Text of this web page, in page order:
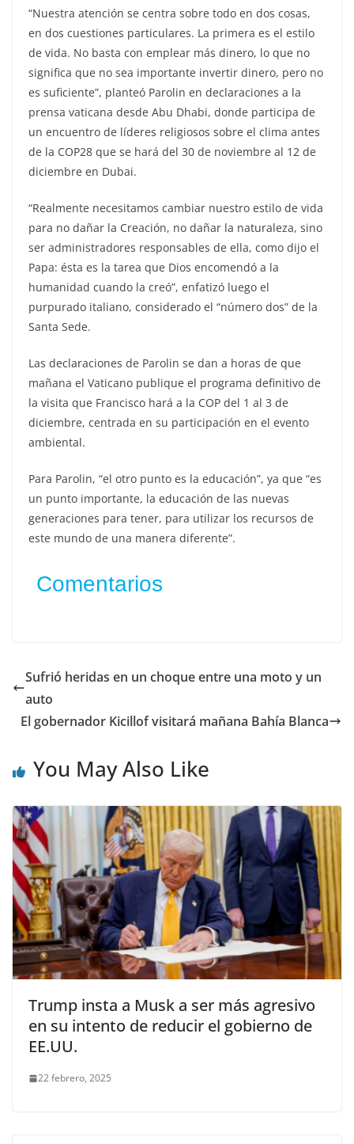
“Nuestra atención se centra sobre todo en dos cosas,
en dos cuestiones particulares. La primera es el estilo
de vida. No basta con emplear más dinero, lo que no
significa que no sea importante invertir dinero, pero no
es suficiente”, planteó Parolin en declaraciones a la
prensa vaticana desde Abu Dhabi, donde participa de
un encuentro de líderes religiosos sobre el clima antes
de la COP28 que se hará del 30 de noviembre al 12 de
diciembre en Dubai.
“Realmente necesitamos cambiar nuestro estilo de vida
para no dañar la Creación, no dañar la naturaleza, sino
ser administradores responsables de ella, como dijo el
Papa: ésta es la tarea que Dios encomendó a la
humanidad cuando la creó”, enfatizó luego el
purpurado italiano, considerado el “número dos” de la
Santa Sede.
Las declaraciones de Parolin se dan a horas de que
mañana el Vaticano publique el programa definitivo de
la visita que Francisco hará a la COP del 1 al 3 de
diciembre, centrada en su participación en el evento
ambiental.
Para Parolin, “el otro punto es la educación”, ya que “es
un punto importante, la educación de las nuevas
generaciones para tener, para utilizar los recursos de
este mundo de una manera diferente”.
Comentarios
Sufrió heridas en un choque entre una moto y un
auto
El gobernador Kicillof visitará mañana Bahía Blanca
You May Also Like
Trump insta a Musk a ser más agresivo
en su intento de reducir el gobierno de
EE.UU.
22 febrero, 2025